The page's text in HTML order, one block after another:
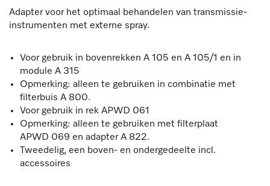
Adapter voor het optimaal behandelen van transmissie-
instrumenten met externe spray.
Voor gebruik in bovenrekken A 105 en A 105/1 en in
module A 315
Opmerking: alleen te gebruiken in combinatie met
filterbuis A 800.
Voor gebruik in rek APWD 061
Opmerking: alleen te gebruiken met filterplaat
APWD 069 en adapter A 822.
Tweedelig, een boven- en ondergedeelte incl.
accessoires